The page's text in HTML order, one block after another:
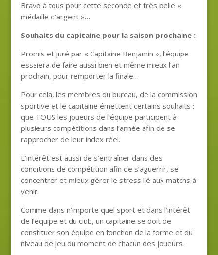
Bravo à tous pour cette seconde et très belle «
médaille d’argent »…
Souhaits du capitaine pour la saison prochaine :
Promis et juré par « Capitaine Benjamin », l’équipe
essaiera de faire aussi bien et même mieux l’an
prochain, pour remporter la finale…
Pour cela, les membres du bureau, de la commission
sportive et le capitaine émettent certains souhaits :
que TOUS les joueurs de l’équipe participent à
plusieurs compétitions dans l’année afin de se
rapprocher de leur index réel.
L’intérêt est aussi de s’entraîner dans des
conditions de compétition afin de s’aguerrir, se
concentrer et mieux gérer le stress lié aux matchs à
venir.
Comme dans n’importe quel sport et dans l’intérêt
de l’équipe et du club, un capitaine se doit de
constituer son équipe en fonction de la forme et du
niveau de jeu du moment de chacun des joueurs.